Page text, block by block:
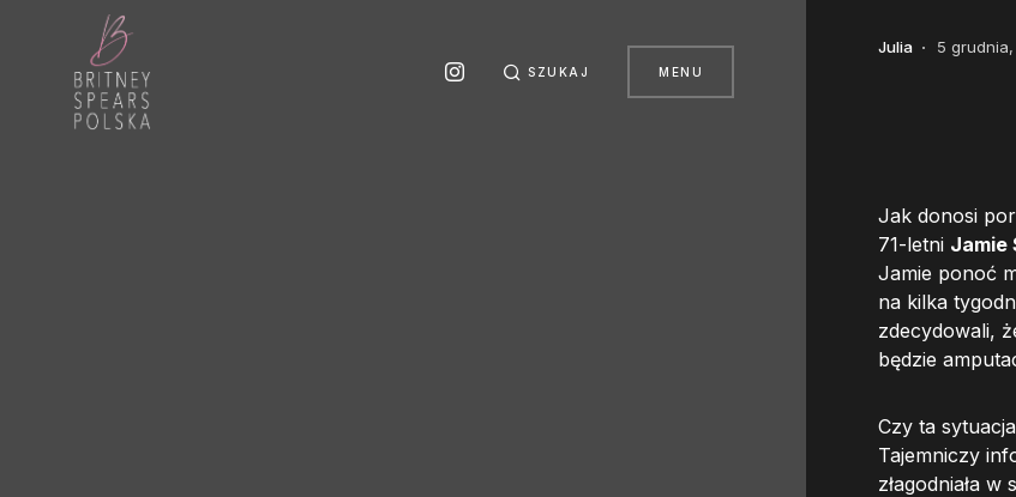
SZUKAJ MENU
Julia 5
Jak donosi
71-letni Jamie
Jamie ponoć
na kilka
zdecydowali,
będzie
Czy ta
Tajemniczy
złagodniała